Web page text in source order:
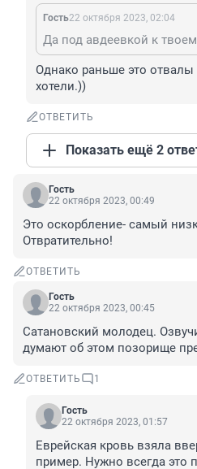
Гость22 октября 2023, 02:04
Однако раньше это
хотели.))
ОТВЕТИТЬ
Показать ещё 2
Гость
22 октября 2023, 00:49
Это оскорбление- самый
Отвратительно!
ОТВЕТИТЬ
Гость
22 октября 2023, 00:45
Сатановский молодец.
думают об этом позорище
ОТВЕТИТЬ 1
Гость
22 октября 2023, 01:57
Еврейская кровь взяла
пример. Нужно всегда это